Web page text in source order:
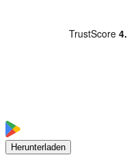
Herunterladen